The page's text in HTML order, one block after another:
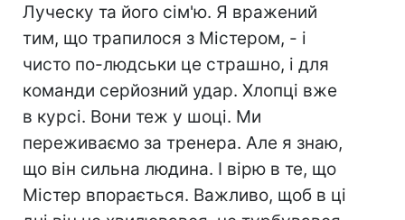
Луческу та його сім'ю. Я вражений
тим, що трапилося з Містером, - і
чисто по-людськи це страшно, і для
команди серйозний удар. Хлопці вже
в курсі. Вони теж у шоці. Ми
переживаємо за тренера. Але я знаю,
що він сильна людина. І вірю в те, що
Містер впорається. Важливо, щоб в ці